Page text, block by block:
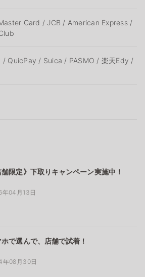
Card / JCB / American Express /
/ QuicPay / Suica / PASMO / 楽天Edy /
舗限定》下取りキャンペーン実施中！
年04月13日
ホで選んで、店舗で試着！
年08月30日